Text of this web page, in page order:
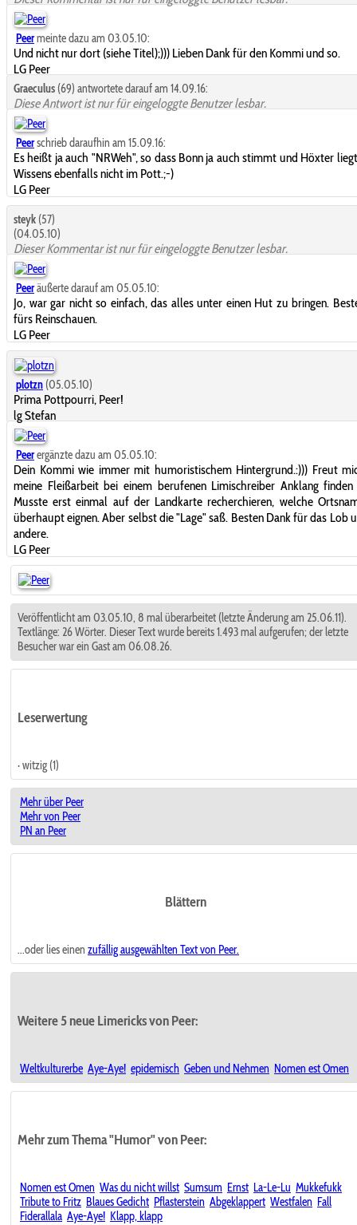
Peermeinte dazu am 03.05.10:
Und nicht nur dort (siehe Titel);))) Lieben Dank für den Kommi und so.
LG Peer
Graeculus (69) antwortete darauf am 14.09.16:
Diese Antwort ist nur für eingeloggte Benutzer lesbar.
Peerschrieb daraufhin am 15.09.16:
Es heißt ja auch "NRWeh", so dass Bonn ja auch stimmt und Höxter
Wissens ebenfalls nicht im Pott.;-)
LG Peer
steyk (57)
(04.05.10)
Dieser Kommentar ist nur für eingeloggte Benutzer lesbar.
Peeräußerte darauf am 05.05.10:
Jo, war gar nicht so einfach, das alles unter einen Hut zu bringen.
fürs Reinschauen.
LG Peer
plotzn (05.05.10)
Prima Pottpourri, Peer!
lg Stefan
Peerergänzte dazu am 05.05.10:
Dein Kommi wie immer mit humoristischem Hintergrund.:))) Freut
meine Fleißarbeit bei einem berufenen Limischreiber Anklang finden
Musste erst einmal auf der Landkarte recherchieren, welche
überhaupt eignen. Aber selbst die "Lage" saß. Besten Dank für das Lob
andere.
LG Peer
Veröffentlicht am 03.05.10, 8 mal überarbeitet (letzte Änderung am 25.06.11).
Textlänge: 26 Wörter. Dieser Text wurde bereits 1.493 mal aufgerufen; der letzte
Besucher war ein Gast am 06.08.26.
Leserwertung
· witzig (1)
Mehr über Peer
Mehr von Peer
PN an Peer
Blättern
...oder lies einen zufällig ausgewählten Text von Peer.
Weitere 5 neue Limericks von Peer:
Weltkulturerbe Aye-Aye! epidemisch Geben und Nehmen Nomen est Omen
Mehr zum Thema "Humor" von Peer:
Nomen est Omen Was du nicht willst Sumsum Ernst La-Le-Lu Mukkefukk
Tribute to Fritz Blaues Gedicht Pflasterstein Abgeklappert Westfalen Fall
Fiderallala Aye-Aye! Klapp, klapp